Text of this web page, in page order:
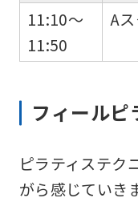
11:10～
11:50
A
フィールピ
ピラティステク
がら感じていき